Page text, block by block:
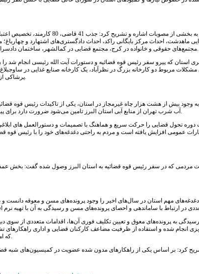
رئیس شورای قضایی استان البرز به
ماهدشت، احداث مرکز بایگانی راکد، احداث دادگستری‌های اشتهارد و
مجتمع‌های حقوقی و خانواده در کرج، مجتمع قضایی در کمالشهر، ساختمان دادسرای ساوجبلاغ، نظرآباد و فردیس و تهیه تجهیزات و ملزومات از این مصوبات است.
مربوط دو کارخانه بزرگ در نظرآباد، یک کارخانه صنایع غذایی در
پرشاکی از جمله این اقدامات بوده که بخشی انجام شده و بخش دیگری در حال انجام است.
آب شرب تهران از منابع آبی استان البرز تامین می‌شود ضرورت دارد برای پیشگیری از بحران آب در استان از هم اکنون به فکر ساماندهی این شرایط باشیم.
دوره تحول قضایی را حرکت سریع و هماهنگ با تصمیمات و دستورالعمل های
عمومی افزایش یافته است و مردم به راحتی دغدغه‌های خود را با رئیس قوه
مهم استان در سال‌های اخیر را وجود پرونده‌های مسن و معوقه دانست و
به پرونده‌های معوق و تعیین تکلیف فوری آن‌ها، اقدامات متعددی از
انجام شده و استفاده از ظرفیت مضاعف کارکنان قضایی و اداری
کهنده‌های مسن و معوق باشیم.